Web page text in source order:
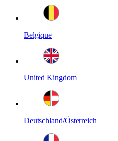
Belgique
United Kingdom
Deutschland/Österreich